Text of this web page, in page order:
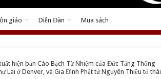
giáo Diễn Đàn Mua sách
hiện bản Cáo Bạch Từ Nhiệm của Đức Tăng Thống
Lai ở Denver, và Gia Đình Phật tử Nguyên Thiều tỏ thái